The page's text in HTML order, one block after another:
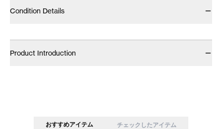
Condition Details
Product Introduction
おすすめアイテム チェックしたアイテム